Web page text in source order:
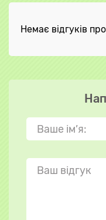
Немає відгуків